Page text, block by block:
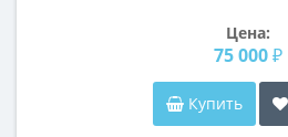
Цена:
75 000 ₽
Купить